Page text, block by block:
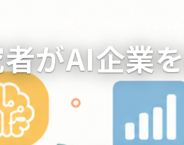
がAI企業